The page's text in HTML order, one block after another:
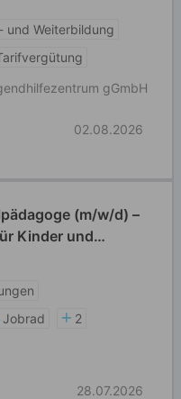
und Weiterbildung
gGmbH
02.08.2026
(m/w/d) –
Kinder und
Jobrad
2
28.07.2026